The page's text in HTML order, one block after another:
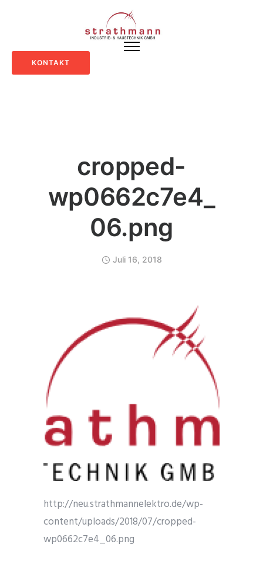
KONTAKT
cropped-
wp0662c7e4_
06.png
Juli 16, 2018
http://neu.strathmannelektro.de/wp-
content/uploads/2018/07/cropped-
wp0662c7e4_06.png